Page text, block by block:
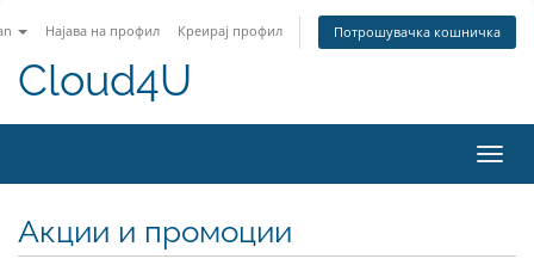
Најава на профил Креирај профил Потрошувачка кошничка
Cloud4U
ја
Акции и промоции